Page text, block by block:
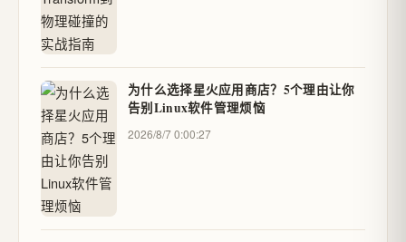
为什么选择星火应用商店？5个理由让你
告别Linux软件管理烦恼
2026/8/7 0:00:27